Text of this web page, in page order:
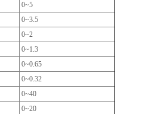
0~5
0~3.5
0~2
0~1.3
0~0.65
0~0.32
0~40
0~20